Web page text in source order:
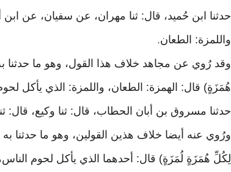
حدثنا ابن حُميد، قال: ثنا مهران، عن سفيان، عن
واللمزة: الطعان.
وقد رُوي عن مجاهد خلاف هذا القول، وهو ما حدثنا
هُمَزَةٍ) قال: الهمزة: الطعان، واللمزة: الذي يأكل
حدثنا مسروق بن أبان الحطاب، قال: ثنا وكيع، قال:
ورُوي عنه أيضا خلاف هذين القولين، وهو ما حدثنا
لِكُلِّ هُمَزَةٍ لُمَزَةٍ) قال: أحدهما الذي يأكل لحوم